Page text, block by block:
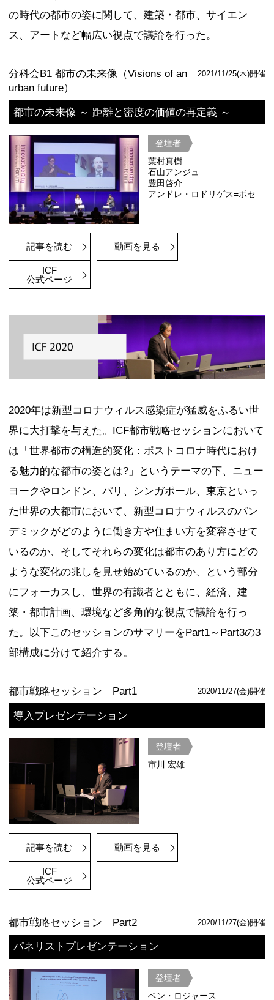
ICF2021の分科会B1「都市の未来像（
urban future）」では、「距離と密度
というサブテーマをもとに、COVID-
す変化、特に都市における距離や密度
がどのように再定義されるのかを考え
の時代の都市の姿に関して、建築・都
ス、アートなど幅広い視点で議論を行
urban future）
都市の未来像 ～ 距離と密度の価値の
登壇者
葉村真樹
石山アン
豊田啓介
アンドレ
記事を読む 動画を見る
公式ページ
2020年は新型コロナウィルス感染症
は「世界都市の構造的変化：ポストコ
る魅力的な都市の姿とは?」というテ
ヨークやロンドン、パリ、シンガポー